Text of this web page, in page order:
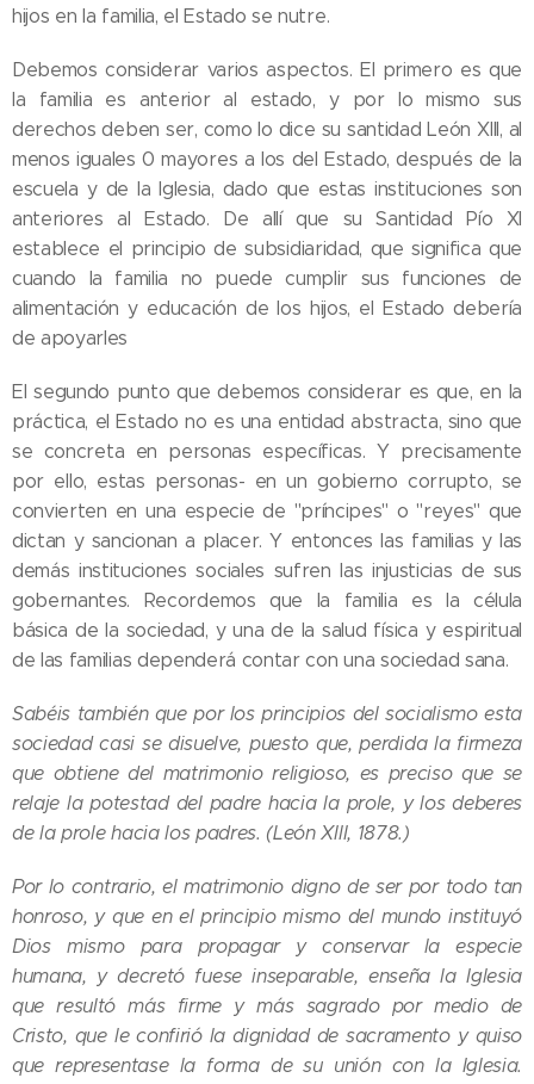
hijos en la familia, el Estado se nutre.
Debemos considerar varios aspectos. El primero es que
la familia es anterior al estado, y por lo mismo sus
derechos deben ser, como lo dice su santidad León XIII, al
menos iguales 0 mayores a los del Estado, después de la
escuela y de la Iglesia, dado que estas instituciones son
anteriores al Estado. De allí que su Santidad Pío XI
establece el principio de subsidiaridad, que significa que
cuando la familia no puede cumplir sus funciones de
alimentación y educación de los hijos, el Estado debería
de apoyarles
El segundo punto que debemos considerar es que, en la
práctica, el Estado no es una entidad abstracta, sino que
se concreta en personas específicas. Y precisamente
por ello, estas personas- en un gobierno corrupto, se
convierten en una especie de "príncipes" o "reyes" que
dictan y sancionan a placer. Y entonces las familias y las
demás instituciones sociales sufren las injusticias de sus
gobernantes. Recordemos que la familia es la célula
básica de la sociedad, y una de la salud física y espiritual
de las familias dependerá contar con una sociedad sana.
Sabéis también que por los principios del socialismo esta
sociedad casi se disuelve, puesto que, perdida la firmeza
que obtiene del matrimonio religioso, es preciso que se
relaje la potestad del padre hacia la prole, y los deberes
de la prole hacia los padres. (León XIII, 1878.)
Por lo contrario, el matrimonio digno de ser por todo tan
honroso, y que en el principio mismo del mundo instituyó
Dios mismo para propagar y conservar la especie
humana, y decretó fuese inseparable, enseña la Iglesia
que resultó más firme y más sagrado por medio de
Cristo, que le confirió la dignidad de sacramento y quiso
que representase la forma de su unión con la Iglesia.